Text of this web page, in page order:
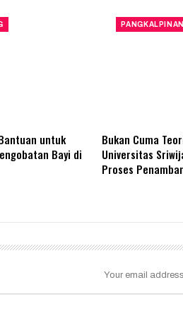
untuk
Bayi di
Bukan Cuma
Universitas
Proses
Your email